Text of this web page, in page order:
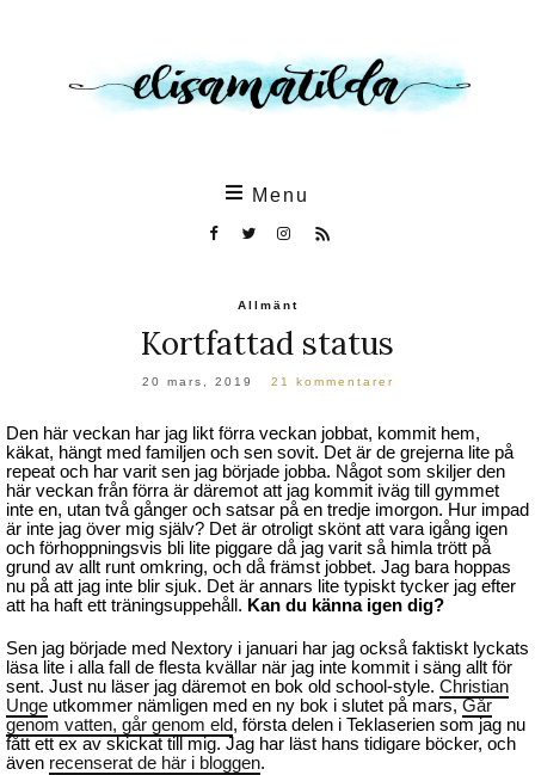
Menu
Allmänt
Kortfattad status
20 mars, 2019 21 kommentarer
Den här veckan har jag likt förra veckan jobbat, kommit hem,
käkat, hängt med familjen och sen sovit. Det är de grejerna lite på
repeat och har varit sen jag började jobba. Något som skiljer den
här veckan från förra är däremot att jag kommit iväg till gymmet
inte en, utan två gånger och satsar på en tredje imorgon. Hur impad
är inte jag över mig själv? Det är otroligt skönt att vara igång igen
och förhoppningsvis bli lite piggare då jag varit så himla trött på
grund av allt runt omkring, och då främst jobbet. Jag bara hoppas
nu på att jag inte blir sjuk. Det är annars lite typiskt tycker jag efter
att ha haft ett träningsuppehåll. Kan du känna igen dig?
Sen jag började med Nextory i januari har jag också faktiskt lyckats
läsa lite i alla fall de flesta kvällar när jag inte kommit i säng allt för
sent. Just nu läser jag däremot en bok old school-style. Christian
Unge utkommer nämligen med en ny bok i slutet på mars, Går
genom vatten, går genom eld, första delen i Teklaserien som jag nu
fått ett ex av skickat till mig. Jag har läst hans tidigare böcker, och
även recenserat de här i bloggen.